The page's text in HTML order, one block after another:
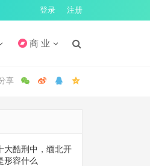
登录 注册
商 业
大酷刑中，缅北开
形容什么